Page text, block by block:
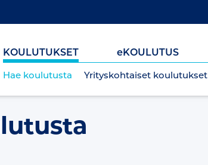
KOULUTUKSET
Hae koulutusta
Yrityskohtaiset koulutukset
eKOULUTUS